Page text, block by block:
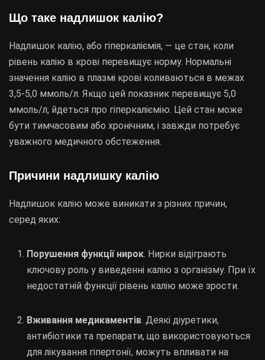
Що таке надлишок калію?
Надлишок калію, або гіперкаліємія, — це стан, коли
рівень калію в крові перевищує норму. Нормальні
значення калію в плазмі крові коливаються в межах
3,5-5,0 ммоль/л. Якщо цей показник перевищує 5,0
ммоль/л, йдеться про гіперкаліємію. Цей стан може
бути тимчасовим або хронічним, і завжди потребує
уважного медичного обстеження.
Причини надлишку калію
Надлишок калію може виникати з різних причин,
серед яких:
Порушення функції нирок. Нирки відіграють
ключову роль у виведенні калію з організму. При їх
недостатній функції рівень калію може зрости.
Вживання медикаментів. Деякі діуретики,
антибіотики та препарати, що використовуються
для лікування гіпертонії, можуть впливати на